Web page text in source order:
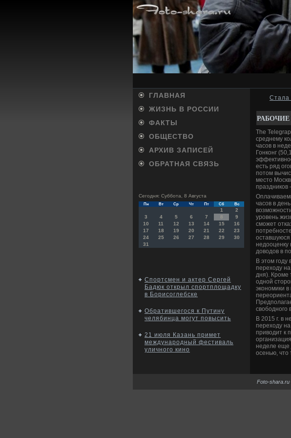
ГЛАВНАЯ
ЖИЗНЬ В РОССИИ
ФАКТЫ
ОБЩЕСТВО
АРХИВ ЗАПИСЕЙ
ОБРАТНАЯ СВЯЗЬ
Сегодня: Суббота, 8 Августа
Пн Вт Ср Чт Пт Сб Вс
1
2
3
4 5 6 7 8
9
10
11 12 13 14 15
16
17
18 19 20 21 22
23
24
25 26 27 28 29
30
31
Спортсмен и актер Сергей
Бадюк открыл спортплощадку
в Борисоглебске
Обратившегося к Путину
челябинца могут повысить
21 июля Казань примет
международный фестиваль
уличного кино
Стала
The
среднему
часов в
Гонконг
есть ряд
потом
место
праздников
часов в
уровень
сможет
оставшуюся
недооценку
доводов в
В этом году
переходу
дня). Кроме
одной
экономики
свободного
В 2015 г. в
переходу
приводит к
неделе еще
осенью, что
Foto-